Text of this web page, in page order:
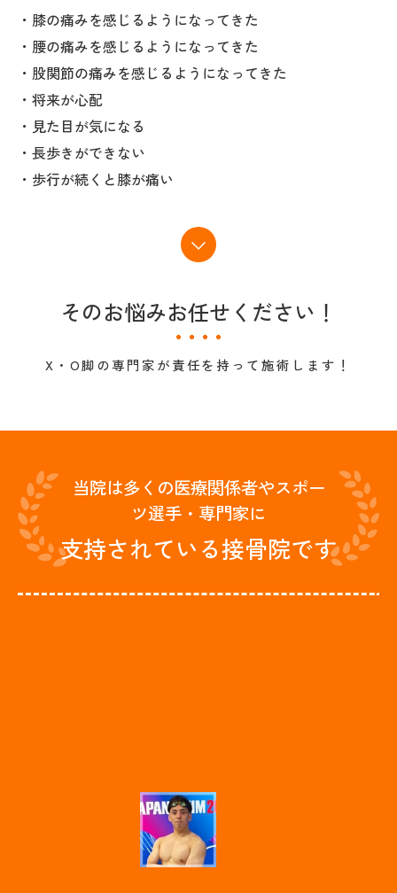
・膝の痛みを感じるようになってきた
・腰の痛みを感じるようになってきた
・股関節の痛みを感じるようになってきた
・将来が心配
・見た目が気になる
・長歩きができない
・歩行が続くと膝が痛い
そのお悩みお任せください！
X・O脚の専門家が責任を持って施術します！
当院は多くの医療関係者やスポー
ツ選手・専門家に
支持されている接骨院です